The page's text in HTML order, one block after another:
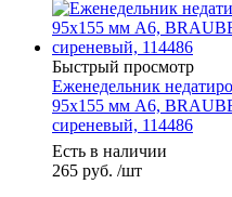
Быстрый просмотр
Еженедельник
95х155 мм А6,
сиреневый, 114486
Есть в наличии
265 руб. /шт